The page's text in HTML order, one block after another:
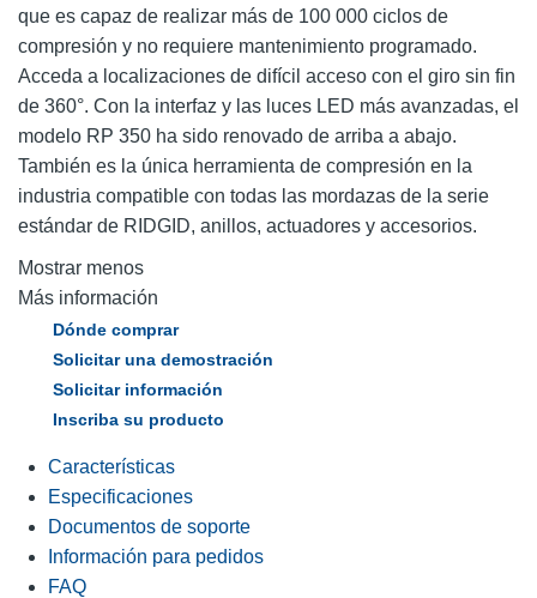
que es capaz de realizar más de 100 000 ciclos de
compresión y no requiere mantenimiento programado.
Acceda a localizaciones de difícil acceso con el giro sin fin
de 360°. Con la interfaz y las luces LED más avanzadas, el
modelo RP 350 ha sido renovado de arriba a abajo.
También es la única herramienta de compresión en la
industria compatible con todas las mordazas de la serie
estándar de RIDGID, anillos, actuadores y accesorios.
Mostrar menos
Más información
Dónde comprar
Solicitar una demostración
Solicitar información
Inscriba su producto
Características
Especificaciones
Documentos de soporte
Información para pedidos
FAQ